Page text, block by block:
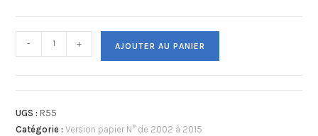
- + AJOUTER AU PANIER
UGS : R55
Catégorie :Version papier N° de 2002 à 2015